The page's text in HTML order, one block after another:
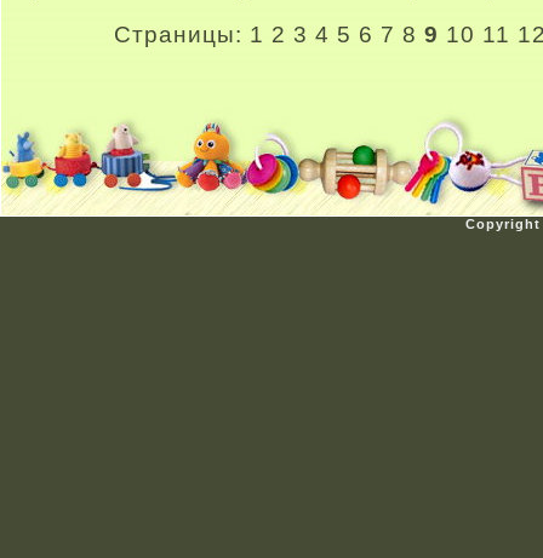
Страницы: 1 2 3 4 5 6 7 8 9 10 11